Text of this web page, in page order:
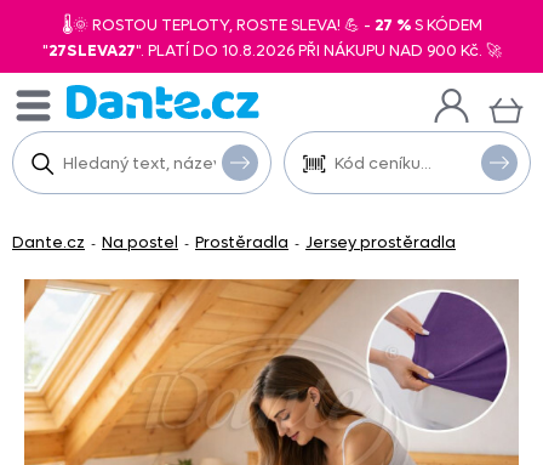
🌡️🌞 ROSTOU TEPLOTY, ROSTE SLEVA! 💪 - 27 %S KÓDEM
"27SLEVA27". PLATÍ DO 10.8.2026 PŘI NÁKUPU NAD 900 Kč. 🚀
Dante.cz - Na postel - Prostěradla - Jersey prostěradla